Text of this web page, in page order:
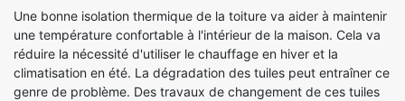
Une bonne isolation thermique de la toiture va aider à maintenir
une température confortable à l'intérieur de la maison. Cela va
réduire la nécessité d'utiliser le chauffage en hiver et la
climatisation en été. La dégradation des tuiles peut entraîner ce
genre de problème. Des travaux de changement de ces tuiles